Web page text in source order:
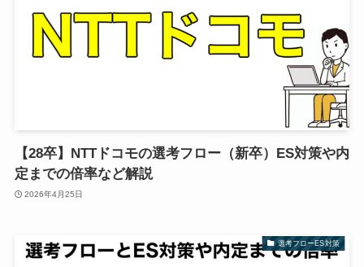
【28卒】NTTドコモの選考フロー（新卒）ES対策や内
定までの倍率など解説
2026年4月25日
選考フローES対策